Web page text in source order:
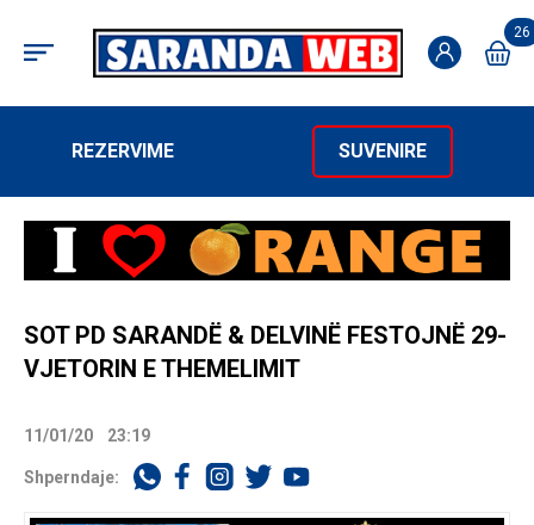
26
REZERVIME SUVENIRE
SOT PD SARANDË & DELVINË FESTOJNË 29-
VJETORIN E THEMELIMIT
11/01/20 23:19
Shperndaje: